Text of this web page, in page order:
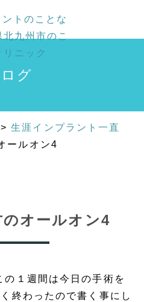
グ
>生涯インプラント一直
ールオン4
オールオン4
の１週間は今日の手術を
終わったので書く事にし